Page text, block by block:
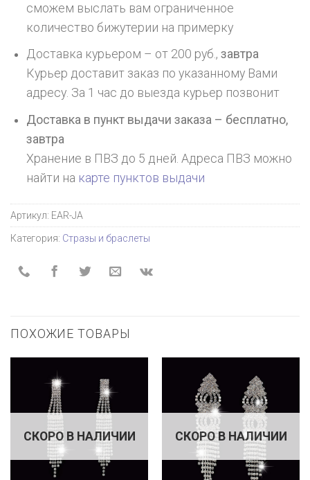
сможем выслать вам ограниченное
количество бижутерии на примерку
Доставка курьером – от 200 руб.,завтра
Курьер доставит заказ по указанному Вами
адресу. За 1 час до выезда курьер позвонит
Доставка в пункт выдачи заказа – бесплатно,
завтра
Хранение в ПВЗ до 5 дней. Адреса ПВЗ можно
найти на карте пунктов выдачи
Артикул: EAR-JA
Категория: Стразы и браслеты
ПОХОЖИЕ ТОВАРЫ
СКОРО В НАЛИЧИИ СКОРО В НАЛИЧИИ